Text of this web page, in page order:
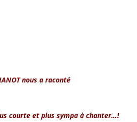
nous a raconté
courte et plus sympa à chanter…!